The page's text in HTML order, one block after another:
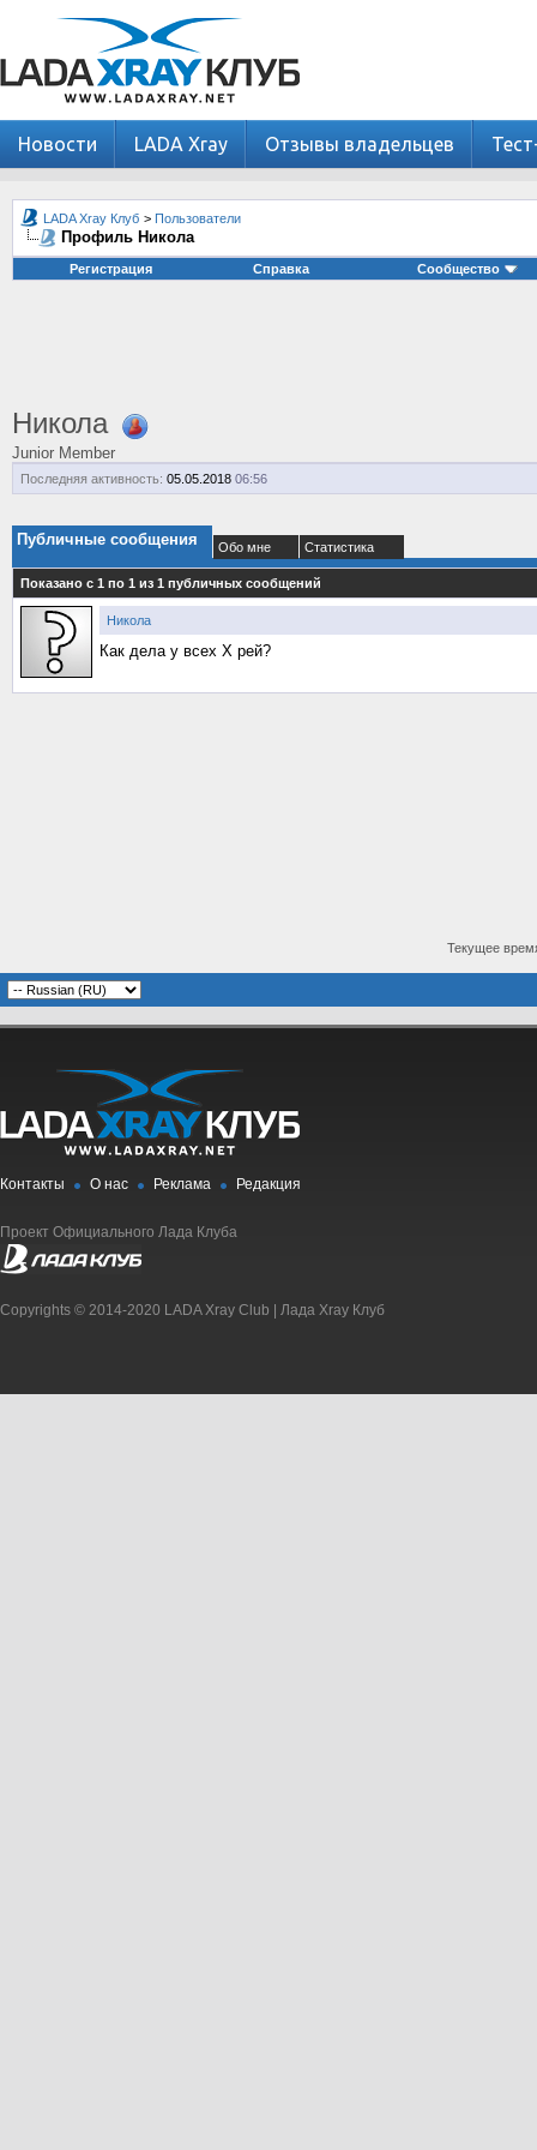
Новости LADA Xray Отзывы владельцев
LADA Xray Клуб > Пользователи
Профиль Никола
Регистрация Справка Сообщество
Никола
Junior Member
Последняя активность: 05.05.2018 06:56
Публичные сообщения Обо мне Статистика
Показано с 1 по 1 из 1 публичных сообщений
Никола
Как дела у всех Х рей?
Текущее
Контакты О нас Реклама Редакция
Проект Официального Лада Клуба
Copyrights © 2014-2020 LADA Xray Club | Лада Xray Клуб